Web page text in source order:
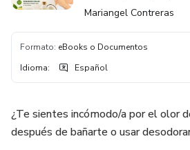
Mariangel Contreras
Formato: eBooks o Documentos
Idioma: Español
¿Te sientes incómodo/a por el olor
después de bañarte o usar